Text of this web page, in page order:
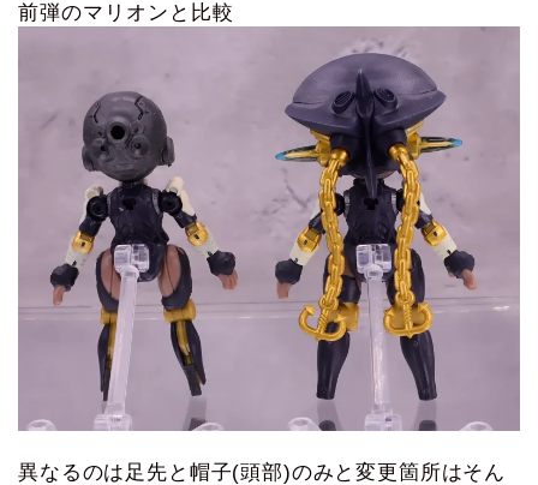
前弾のマリオンと比較
異なるのは足先と帽子(頭部)のみと変更箇所はそん